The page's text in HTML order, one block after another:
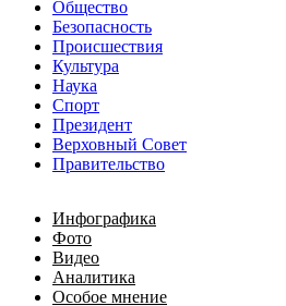
Общество
Безопасность
Происшествия
Культура
Наука
Спорт
Президент
Верховный Совет
Правительство
Инфографика
Фото
Видео
Аналитика
Особое мнение